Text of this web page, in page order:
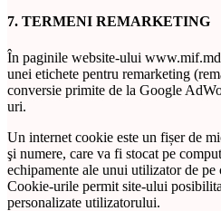
7. TERMENI REMARKETING
În paginile website-ului
unei etichete pentru remarketing
conversie primite de la Google
uri.
Un internet cookie este un fișer de
şi numere, care va fi stocat pe
echipamente ale unui utilizator de pe
Cookie-urile permit site-ului
personalizate utilizatorului.